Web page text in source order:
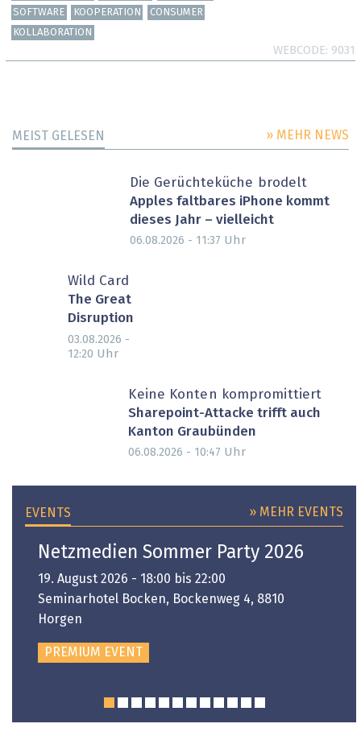
SOFTWARE KOOPERATION
CONSUMER
KOLLABORATION
WEBCODE 9031
MEIST GELESEN » MEHR NEWS
Die Gerüchteküche brodelt
Apples faltbares iPhone kommt
dieses Jahr – vielleicht
06.08.2026 - 11:37 Uhr
Wild Card
The Great
Disruption
03.08.2026 -
12:20 Uhr
Keine Konten kompromittiert
Sharepoint-Attacke trifft auch
Kanton Graubünden
06.08.2026 - 10:47 Uhr
EVENTS » MEHR EVENTS
Netzmedien Sommer Party 2026
19. August 2026 - 18:00 bis 22:00
Seminarhotel Bocken, Bockenweg 4, 8810
Horgen
PREMIUM EVENT